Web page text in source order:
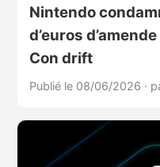
Nintendo
d’euros
Con drift
Publié le 08/06/2026 ·